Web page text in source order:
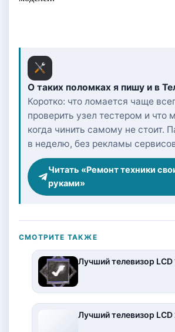
О таких поломках я пишу и в
Коротко: что ломается чаще
проверить узел тестером и что
когда чинить самому не стоит.
в неделю, без рекламы
Читать «Ремонт техники
руками»
СМОТРИТЕ ТАКЖЕ
Лучший телевизор LCD
Лучший телевизор LCD